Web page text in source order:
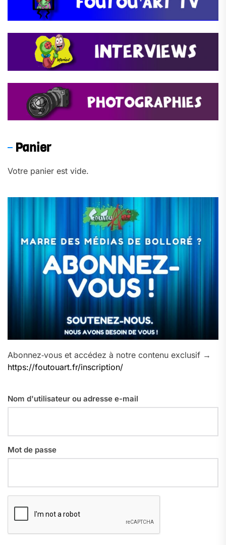
Panier
Votre panier est vide.
Abonnez‑vous et accédez à notre contenu exclusif →
https://foutouart.fr/inscription/
Nom d'utilisateur ou adresse e-mail
Mot de passe